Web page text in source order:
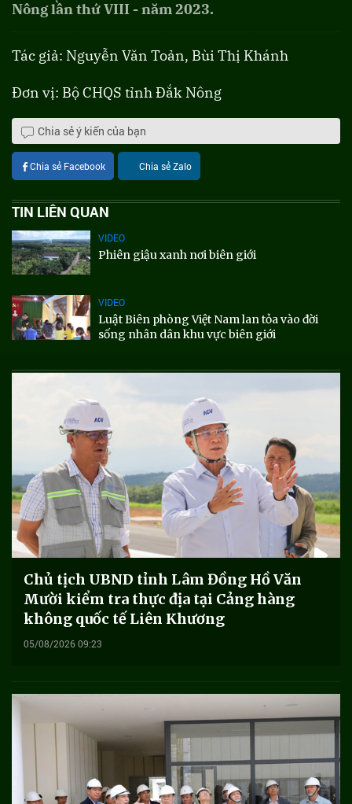
Nông lần thứ VIII - năm 2023.
Tác giả: Nguyễn Văn Toản, Bùi Thị Khánh
Đơn vị: Bộ CHQS tỉnh Đắk Nông
Chia sẻ ý kiến của bạn
Chia sẻ Facebook Chia sẻ Zalo
TIN LIÊN QUAN
VIDEO
Phiên giậu xanh nơi biên giới
VIDEO
Luật Biên phòng Việt Nam lan tỏa vào đời
sống nhân dân khu vực biên giới
Chủ tịch UBND tỉnh Lâm Đồng Hồ Văn
Mười kiểm tra thực địa tại Cảng hàng
không quốc tế Liên Khương
05/08/2026 09:23